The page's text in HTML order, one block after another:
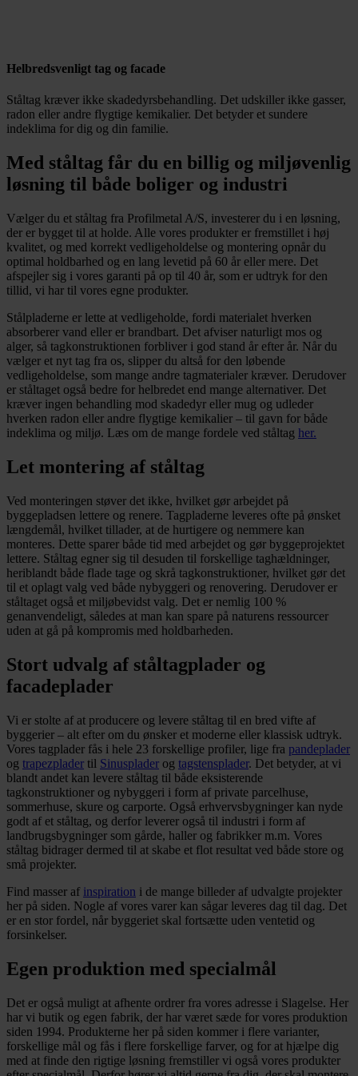
Helbredsvenligt tag og facade
Ståltag kræver ikke skadedyrsbehandling. Det udskiller ikke gasser,
radon eller andre flygtige kemikalier. Det betyder et sundere
indeklima for dig og din familie.
Med ståltag får du en billig og miljøvenlig
løsning til både boliger og industri
Vælger du et ståltag fra Profilmetal A/S, investerer du i en løsning,
der er bygget til at holde. Alle vores produkter er fremstillet i høj
kvalitet, og med korrekt vedligeholdelse og montering opnår du
optimal holdbarhed og en lang levetid på 60 år eller mere. Det
afspejler sig i vores garanti på op til 40 år, som er udtryk for den
tillid, vi har til vores egne produkter.
Stålpladerne er lette at vedligeholde, fordi materialet hverken
absorberer vand eller er brandbart. Det afviser naturligt mos og
alger, så tagkonstruktionen forbliver i god stand år efter år. Når du
vælger et nyt tag fra os, slipper du altså for den løbende
vedligeholdelse, som mange andre tagmaterialer kræver. Derudover
er ståltaget også bedre for helbredet end mange alternativer. Det
kræver ingen behandling mod skadedyr eller mug og udleder
hverken radon eller andre flygtige kemikalier – til gavn for både
indeklima og miljø. Læs om de mange fordele ved ståltag her.
Let montering af ståltag
Ved monteringen støver det ikke, hvilket gør arbejdet på
byggepladsen lettere og renere. Tagpladerne leveres ofte på ønsket
længdemål, hvilket tillader, at de hurtigere og nemmere kan
monteres. Dette sparer både tid med arbejdet og gør byggeprojektet
lettere. Ståltag egner sig til desuden til forskellige taghældninger,
heriblandt både flade tage og skrå tagkonstruktioner, hvilket gør det
til et oplagt valg ved både nybyggeri og renovering. Derudover er
ståltaget også et miljøbevidst valg. Det er nemlig 100 %
genanvendeligt, således at man kan spare på naturens ressourcer
uden at gå på kompromis med holdbarheden.
Stort udvalg af ståltagplader og
facadeplader
Vi er stolte af at producere og levere ståltag til en bred vifte af
byggerier – alt efter om du ønsker et moderne eller klassisk udtryk.
Vores tagplader fås i hele 23 forskellige profiler, lige fra pandeplader
og trapezplader til Sinusplader og tagstensplader. Det betyder, at vi
blandt andet kan levere ståltag til både eksisterende
tagkonstruktioner og nybyggeri i form af private parcelhuse,
sommerhuse, skure og carporte. Også erhvervsbygninger kan nyde
godt af et ståltag, og derfor leverer også til industri i form af
landbrugsbygninger som gårde, haller og fabrikker m.m. Vores
ståltag bidrager dermed til at skabe et flot resultat ved både store og
små projekter.
Find masser af inspiration i de mange billeder af udvalgte projekter
her på siden. Nogle af vores varer kan sågar leveres dag til dag. Det
er en stor fordel, når byggeriet skal fortsætte uden ventetid og
forsinkelser.
Egen produktion med specialmål
Det er også muligt at afhente ordrer fra vores adresse i Slagelse. Her
har vi butik og egen fabrik, der har været sæde for vores produktion
siden 1994. Produkterne her på siden kommer i flere varianter,
forskellige mål og fås i flere forskellige farver, og for at hjælpe dig
med at finde den rigtige løsning fremstiller vi også vores produkter